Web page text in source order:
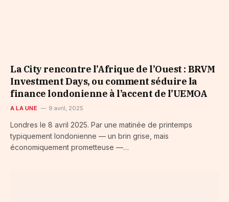
La City rencontre l’Afrique de l’Ouest : BRVM
Investment Days, ou comment séduire la
finance londonienne à l’accent de l’UEMOA
A LA UNE 9 avril, 2025
Londres le 8 avril 2025. Par une matinée de printemps
typiquement londonienne — un brin grise, mais
économiquement prometteuse —…